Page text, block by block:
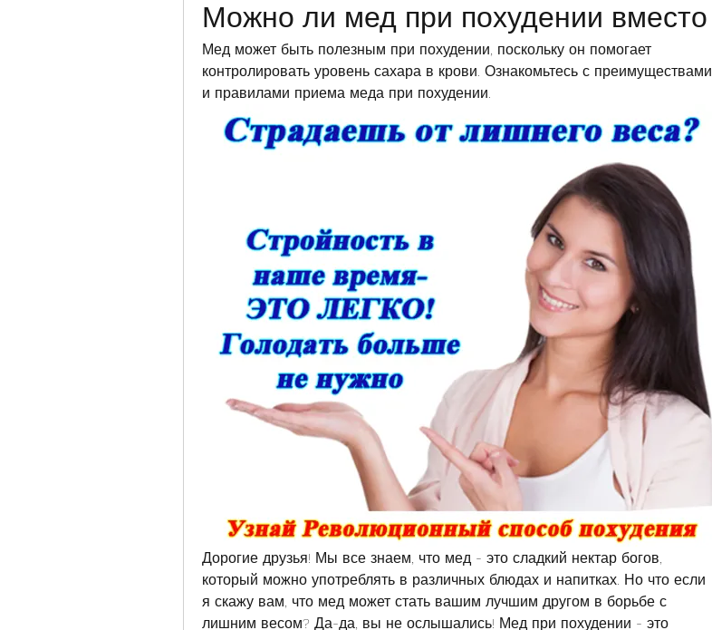
Можно ли мед при похудении вместо
Мед может быть полезным при похудении, поскольку он помогает
контролировать уровень сахара в крови. Ознакомьтесь с преимуществами
и правилами приема меда при похудении.
Дорогие друзья! Мы все знаем, что мед - это сладкий нектар богов,
который можно употреблять в различных блюдах и напитках. Но что если
я скажу вам, что мед может стать вашим лучшим другом в борьбе с
лишним весом? Да-да, вы не ослышались! Мед при похудении - это